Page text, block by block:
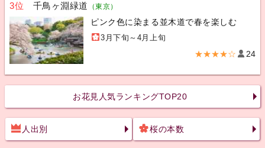
3位 千鳥ヶ淵緑道 （東京）
ピンク色に染まる並木道で春を楽しむ
3月下旬～4月上旬
★★★★☆ 24
お花見人気ランキングTOP20
人出別 桜の本数